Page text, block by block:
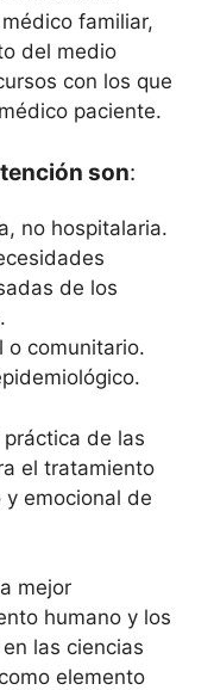
familiar,
del medio
con los que
paciente.
son:
no hospitalaria.
de los
o comunitario.
de las
el tratamiento
emocional de
mejor
humano y los
las ciencias
elemento